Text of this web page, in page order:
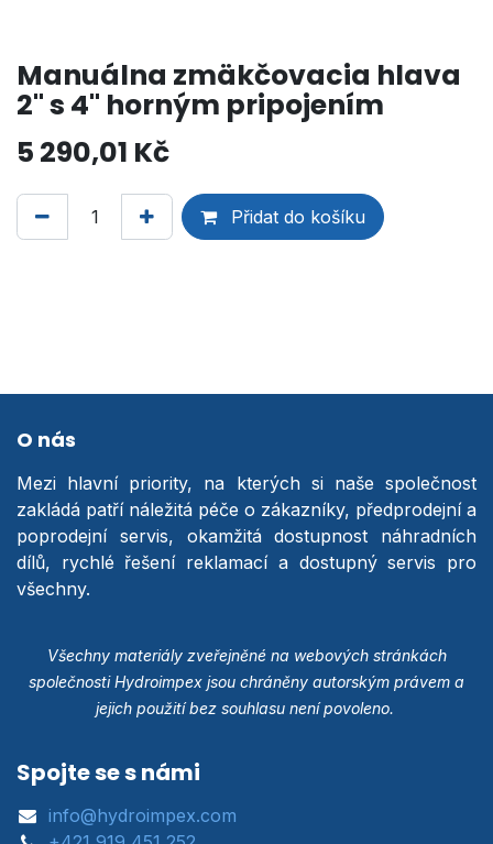
Manuálna zmäkčovacia hlava
2" s 4" horným pripojením
5 290,01 Kč
Přidat do košíku
O nás
Mezi hlavní priority, na kterých si naše společnost
zakládá patří náležitá péče o zákazníky, předprodejní a
poprodejní servis, okamžitá dostupnost náhradních
dílů, rychlé řešení reklamací a dostupný servis pro
všechny.
Všechny materiály zveřejněné na webových stránkách
společnosti Hydroimpex jsou chráněny autorským právem a
jejich použití bez souhlasu není povoleno.
Spojte se s námi
info@hydroimpex.com